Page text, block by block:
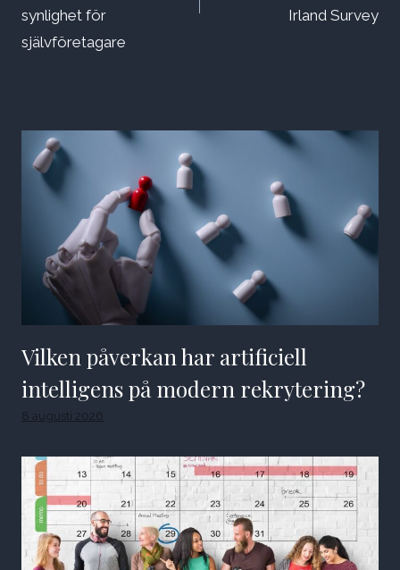
synlighet för
självföretagare
Irland Survey
Vilken påverkan har artificiell
intelligens på modern rekrytering?
8 augusti 2026